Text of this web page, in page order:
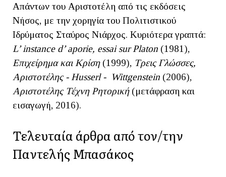
Απάντων του Αριστοτέλη από τις εκδόσεις
Νήσος, με την χορηγία του Πολιτιστικού
Ιδρύματος Σταύρος Νιάρχος. Κυριότερα γραπτά:
L’ instance d’ aporie, essai sur Platon (1981),
Επιχείρημα και Κρίση(1999), Τρεις Γλώσσες,
Αριστοτέλης - Husserl - Wittgenstein (2006),
Αριστοτέλης Τέχνη Ρητορική(μετάφραση και
εισαγωγή, 2016).
Τελευταία άρθρα από τον/την
Παντελής Μπασάκος